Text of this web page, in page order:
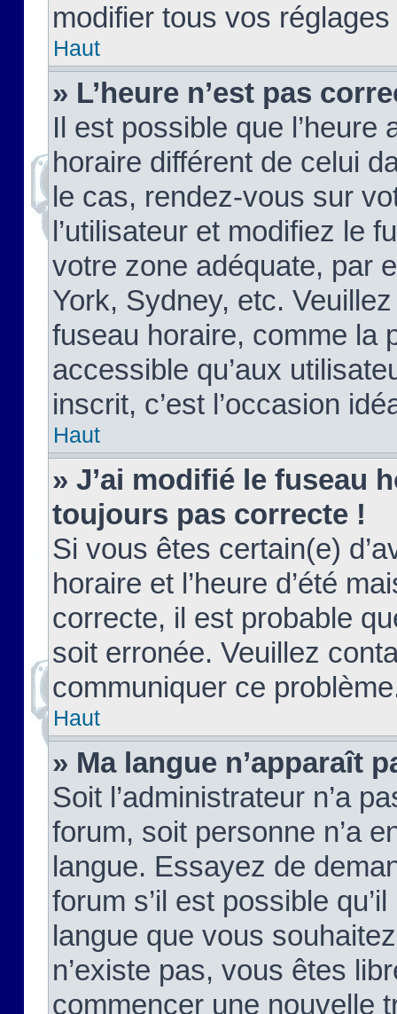
modifier tous vos
Haut
» L’heure n’est pas
Il est possible que
horaire différent de celui
le cas, rendez-vous sur
l’utilisateur et modifiez le
votre zone adéquate, par
York, Sydney, etc.
fuseau horaire, comme la
accessible qu’aux
inscrit, c’est l’occasion
Haut
» J’ai modifié le fuseau
toujours pas correcte !
Si vous êtes certain(e)
horaire et l’heure d’été
correcte, il est probable
soit erronée. Veuillez
communiquer ce
Haut
» Ma langue n’apparaît
Soit l’administrateur n’a
forum, soit personne n’a
langue. Essayez de
forum s’il est possible
langue que vous
n’existe pas, vous êtes
commencer une nouvelle